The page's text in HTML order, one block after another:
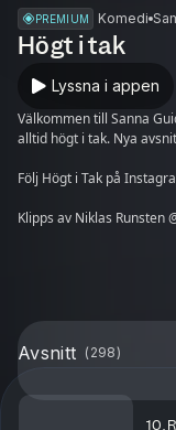
PREMIUM Komedi
Högt i tak
Lyssna i appen
Välkommen till Sanna
alltid högt i tak. Nya
Följ Högt i Tak på
Klipps av Niklas Runsten
Avsnitt (298)
10.